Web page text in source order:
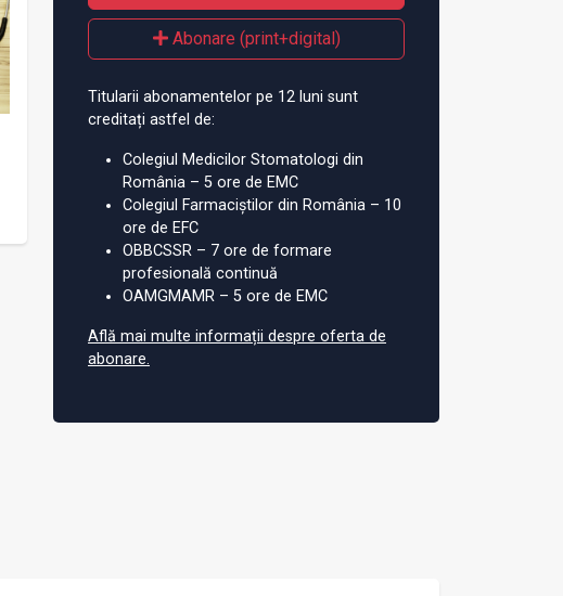
biolog specialist în Galați
Pneumoftiziologie Bacău
Abonare (print+digital)
Titularii abonamentelor pe 12 luni sunt
creditați astfel de:
Colegiul Medicilor Stomatologi din
România – 5 ore de EMC
Colegiul Farmaciștilor din România – 10
ore de EFC
OBBCSSR – 7 ore de formare
profesională continuă
OAMGMAMR – 5 ore de EMC
Află mai multe informații despre oferta de
abonare.